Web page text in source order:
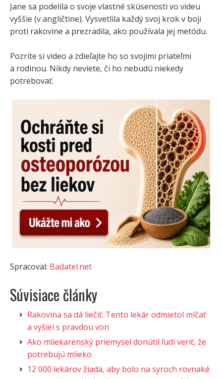
Jane sa podelila o svoje vlastné skúsenosti vo videu
vyššie (v angličtine). Vysvetlila každý svoj krok v boji
proti rakovine a prezradila, ako používala jej metódu.
Pozrite si video a zdieľajte ho so svojimi priateľmi
a rodinou. Nikdy neviete, či ho nebudú niekedy
potrebovať.
Spracoval: Badatel.net
Súvisiace články
Rakovina sa dá liečiť. Tento lekár odmietol mlčať
a vyšiel s pravdou von
Ako mliekarenský priemysel donútil ľudí veriť, že
potrebujú mlieko
12 000 lekárov žiada, aby bolo na syroch rovnaké